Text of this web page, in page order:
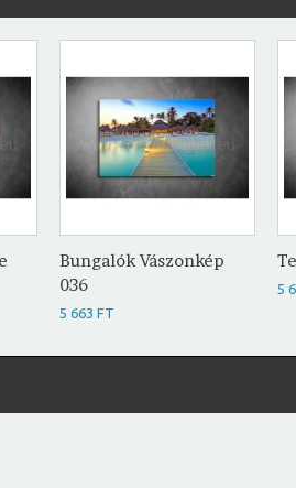
Bungalók Vászonkép
036
5 663 FT
5